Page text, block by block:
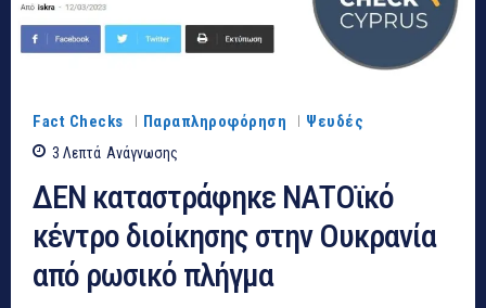
Fact Checks Παραπληροφόρηση Ψευδές
3 Λεπτά Ανάγνωσης
ΔΕΝ καταστράφηκε ΝΑΤΟϊκό
κέντρο διοίκησης στην Ουκρανία
από ρωσικό πλήγμα